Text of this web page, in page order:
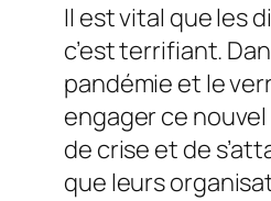
Il est vital que les
c’est terrifiant.
pandémie et le
engager ce
de crise et de
que leurs